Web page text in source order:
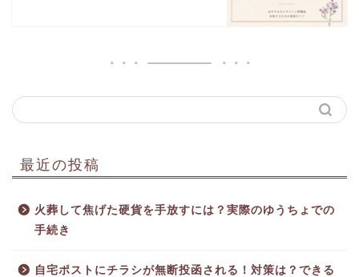
最近の投稿
火葬して焦げた硬貨を手放すには？実際のゆうちょでの
手続き
自宅ポストにチラシが無断投函される！対策は？できる